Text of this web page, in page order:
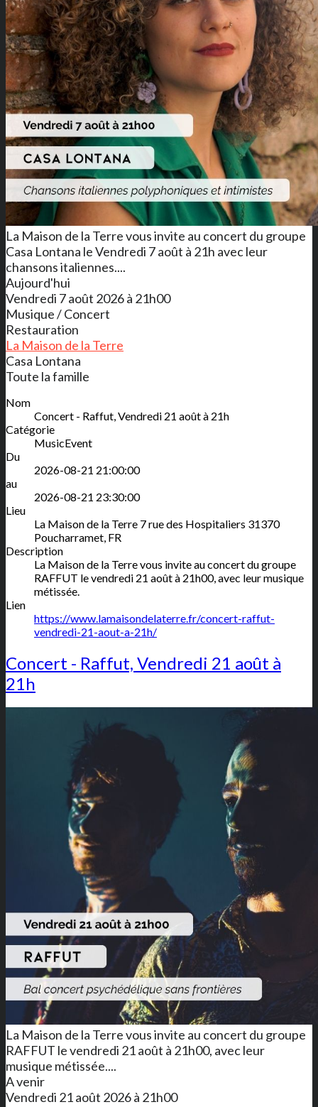
La Maison de la Terre vous invite au concert du groupe
Casa Lontana le Vendredi 7 août à 21h avec leur
chansons italiennes....
Aujourd'hui
Vendredi 7 août 2026 à 21h00
Musique / Concert
Restauration
La Maison de la Terre
Casa Lontana
Toute la famille
Nom
Concert - Raffut, Vendredi 21 août à 21h
Catégorie
MusicEvent
Du
2026-08-21 21:00:00
au
2026-08-21 23:30:00
Lieu
La Maison de la Terre 7 rue des Hospitaliers 31370
Poucharramet FR
Description
La Maison de la Terre vous invite au concert du groupe
RAFFUT le vendredi 21 août à 21h00, avec leur musique
métissée.
Lien
https://www.lamaisondelaterre.fr/concert-raffut-
vendredi-21-aout-a-21h/
Concert - Raffut, Vendredi 21 août à
21h
La Maison de la Terre vous invite au concert du groupe
RAFFUT le vendredi 21 août à 21h00, avec leur
musique métissée....
A venir
Vendredi 21 août 2026 à 21h00